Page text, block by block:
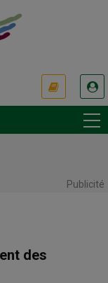
Publicité
des